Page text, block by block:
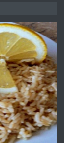
преди 2 години
НА
преди 2 години
до Кавала